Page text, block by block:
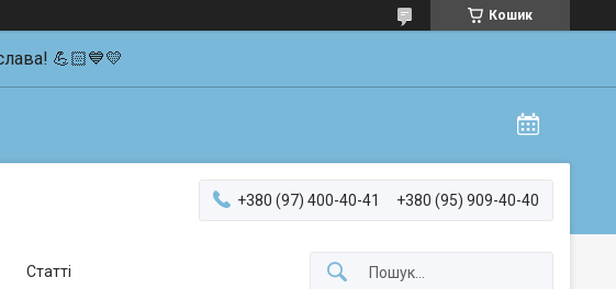
Кошик
💪🏻💙💛
+380 (97) 400-40-41 +380 (95) 909-40-40
Статті